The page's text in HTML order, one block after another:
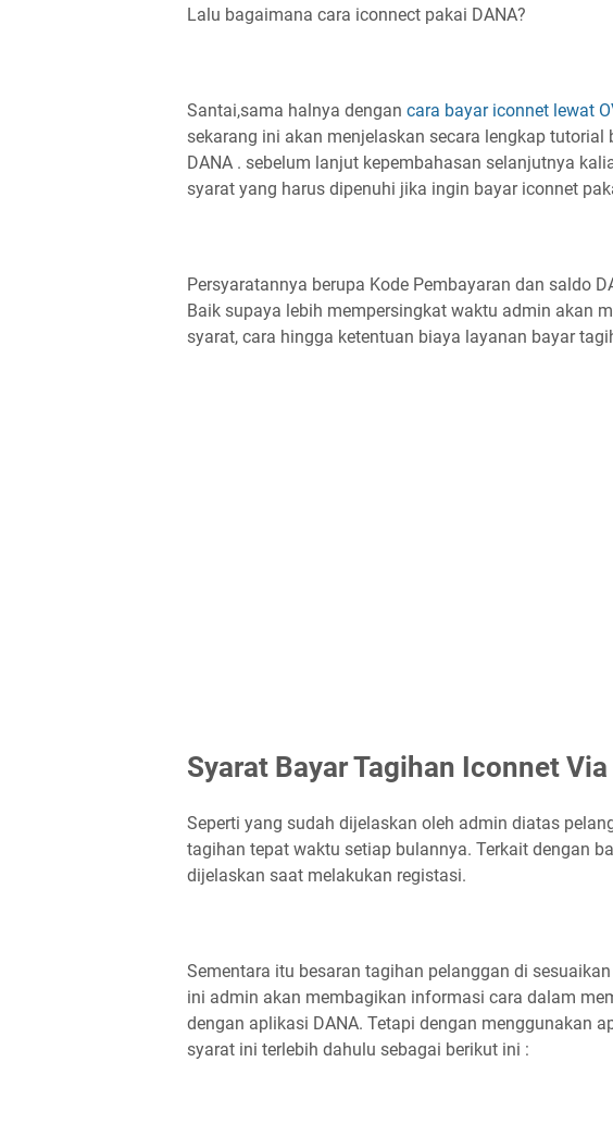
Lalu bagaimana cara iconnect pakai DANA?
Santai,sama halnya dengan cara bayar iconnet lewat
sekarang ini akan menjelaskan secara lengkap
DANA . sebelum lanjut kepembahasan selanjutnya
syarat yang harus dipenuhi jika ingin bayar iconnet
Persyaratannya berupa Kode Pembayaran dan saldo
Baik supaya lebih mempersingkat waktu admin akan
syarat, cara hingga ketentuan biaya layanan bayar
Syarat Bayar Tagihan Iconnet
Seperti yang sudah dijelaskan oleh admin diatas
tagihan tepat waktu setiap bulannya. Terkait dengan
dijelaskan saat melakukan registasi.
Sementara itu besaran tagihan pelanggan di
ini admin akan membagikan informasi cara dalam
dengan aplikasi DANA. Tetapi dengan menggunakan
syarat ini terlebih dahulu sebagai berikut ini :